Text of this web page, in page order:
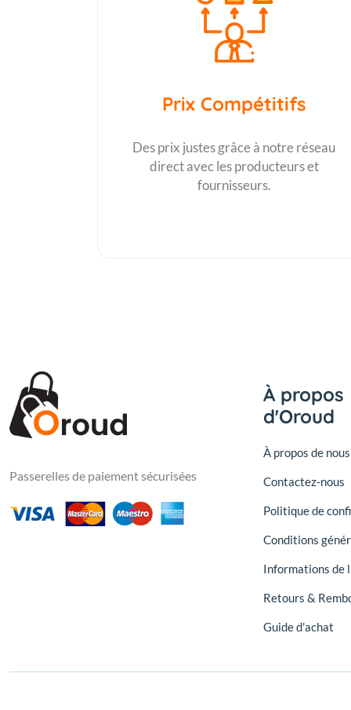
Prix Compétitifs
Des prix justes grâce à notre réseau
direct avec les producteurs et
fournisseurs.
Passerelles de paiement sécurisées
À propos
d'Oroud
À propos de nous
Contactez-nous
Politique de
Conditions
Informations de
Retours &
Guide d'achat